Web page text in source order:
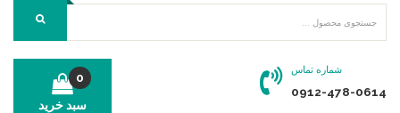
شماره تماس
0912-478-0614
سبد خرید
0